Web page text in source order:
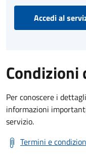
Accedi al
Condizioni
Per conoscere i
informazioni
servizio.
Termini e